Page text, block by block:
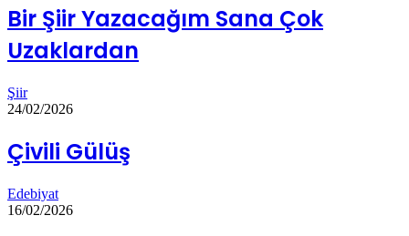
Bir Şiir Yazacağım Sana Çok
Uzaklardan
Şiir
24/02/2026
Çivili Gülüş
Edebiyat
16/02/2026